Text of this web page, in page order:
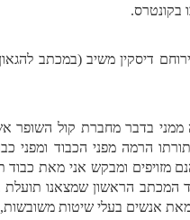
בקונטרס.
ירוחם דיסקין משיב (במכתב
בדבר מחברת קול השופר
הרמה מפני הכבוד ומפני
מזויפים ומבקש אני מאת
המכתב הראשון שמצאנו
אנשים בעלי שיטות משובשות,